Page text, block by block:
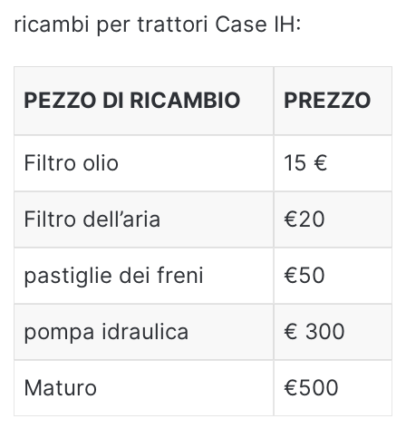
ricambi per trattori Case IH:
PEZZO DI RICAMBIO PREZZO
Filtro olio 15 €
Filtro dell’aria €20
pastiglie dei freni €50
pompa idraulica € 300
Maturo €500